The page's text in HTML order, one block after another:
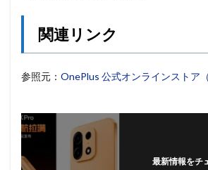
関連リンク
参照元： OnePlus 公式オンラインストア（
最新情報をチ